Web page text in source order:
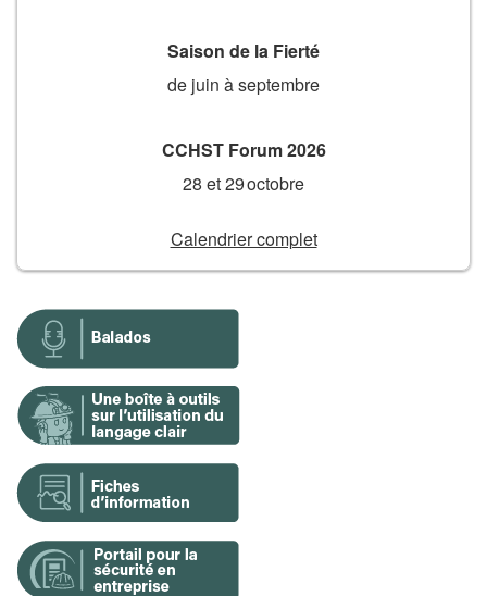
Saison de la Fierté
de juin à septembre
CCHST Forum 2026
28 et 29 octobre
Calendrier complet